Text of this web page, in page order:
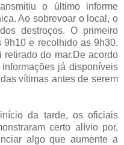
o último informe
Ao sobrevoar o local, o
destroços. O primeiro
e recolhido as 9h30.
do mar.De acordo
já disponíveis
vítimas antes de serem
da tarde, os oficiais
certo alívio por,
algo que aumente a